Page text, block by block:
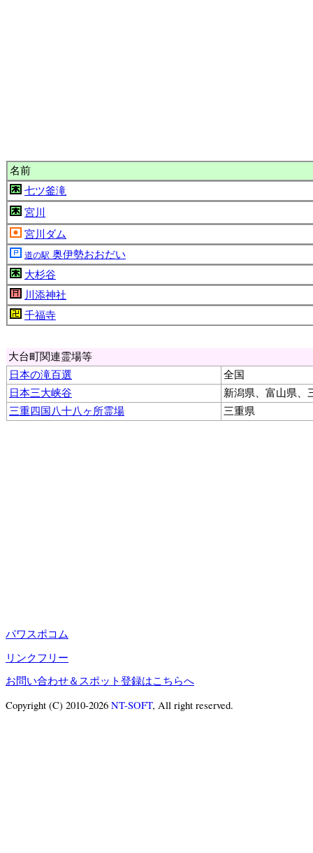
名前
七ツ釜滝
宮川
宮川ダム
道の駅 奥伊勢おおだい
大杉谷
川添神社
千福寺
大台町関連霊場等
日本の滝百選
全国
日本三大峡谷
新潟県、富山県、
三重四国八十八ヶ所霊場
三重県
パワスポコム
リンクフリー
お問い合わせ＆スポット登録はこちらへ
Copyright (C) 2010-2026 NT-SOFT, All right reserved.